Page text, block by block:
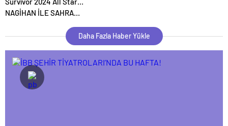
NAGİHAN İLE SAHRA
GERGİNLİK!
Daha Fazla Haber Yükle